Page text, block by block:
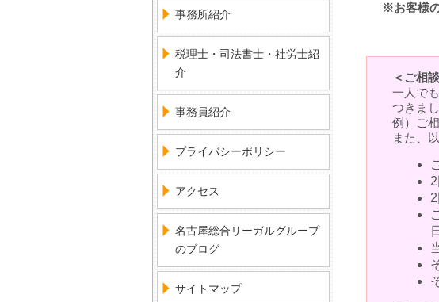
※お客様
＜ご相
一人で
つきま
例）ご
また、
事務所紹介
税理士・司法書士・社労士紹
介
事務員紹介
プライバシーポリシー
アクセス
名古屋総合リーガルグループ
のブログ
サイトマップ